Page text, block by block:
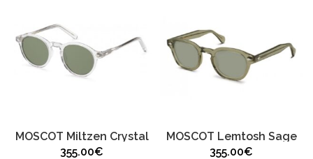
MOSCOT Miltzen Crystal
355.00€
MOSCOT Lemtosh Sage
355.00€